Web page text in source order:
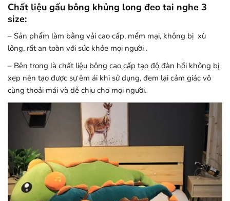
Chất liệu gấu bông khủng long đeo tai nghe 3
size:
– Sản phẩm làm bằng vải cao cấp, mềm mại, không bị xù
lông, rất an toàn với sức khỏe mọi người .
– Bên trong là chất liệu bông cao cấp tạo độ đàn hồi không bị
xẹp nên tạo được sự êm ái khi sử dụng, đem lại cảm giác vô
cùng thoải mái và dễ chịu cho mọi người.